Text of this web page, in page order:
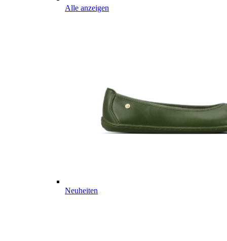
Alle anzeigen
Neuheiten